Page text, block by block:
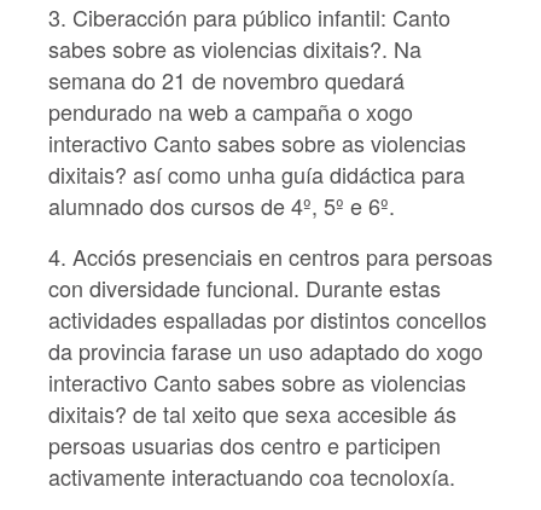
3. Ciberacción para público infantil: Canto
sabes sobre as violencias dixitais?. Na
semana do 21 de novembro quedará
pendurado na web a campaña o xogo
interactivo Canto sabes sobre as violencias
dixitais? así como unha guía didáctica para
alumnado dos cursos de 4º, 5º e 6º.
4. Acciós presenciais en centros para persoas
con diversidade funcional. Durante estas
actividades espalladas por distintos concellos
da provincia farase un uso adaptado do xogo
interactivo Canto sabes sobre as violencias
dixitais? de tal xeito que sexa accesible ás
persoas usuarias dos centro e participen
activamente interactuando coa tecnoloxía.